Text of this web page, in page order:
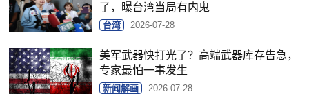
了，曝台湾当局有内鬼
台湾 2026-07-28
美军武器快打光了？高端武器库存告急，
专家最怕一事发生
新闻解画 2026-07-28